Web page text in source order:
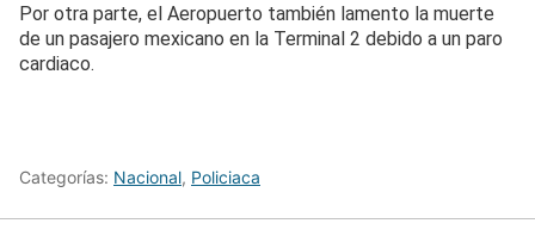
Por otra parte, el Aeropuerto también lamento la muerte
de un pasajero mexicano en la Terminal 2 debido a un paro
cardiaco.
Categorías: Nacional, Policiaca